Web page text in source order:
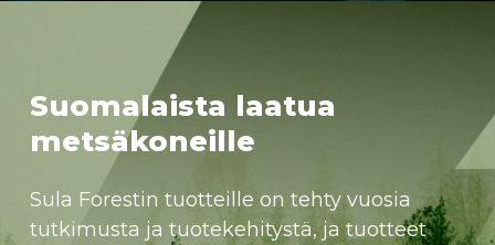
Suomalaista laatua
metsäkoneille
Sula Forestin tuotteille on tehty vuosia
tutkimusta ja tuotekehitystä, ja tuotteet